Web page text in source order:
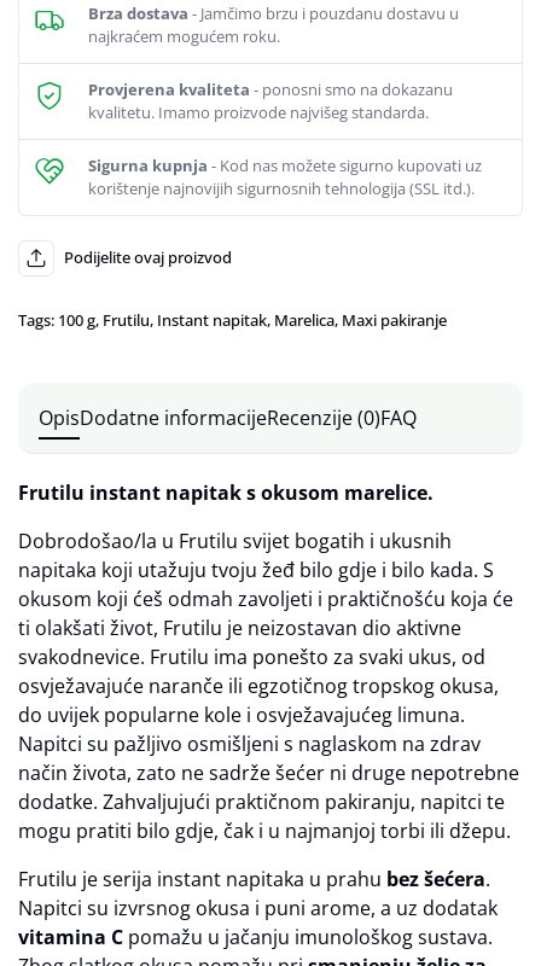
Brza dostava - Jamčimo brzu i pouzdanu dostavu u
najkraćem mogućem roku.
Provjerena kvaliteta - ponosni smo na dokazanu
kvalitetu. Imamo proizvode najvišeg standarda.
Sigurna kupnja - Kod nas možete sigurno kupovati uz
korištenje najnovijih sigurnosnih tehnologija (SSL itd.).
Podijelite ovaj proizvod
Tags: 100 g, Frutilu, Instant napitak, Marelica, Maxi pakiranje
OpisDodatne informacijeRecenzije (0)FAQ
Frutilu instant napitak s okusom marelice.
Dobrodošao/la u Frutilu svijet bogatih i ukusnih
napitaka koji utažuju tvoju žeđ bilo gdje i bilo kada. S
okusom koji ćeš odmah zavoljeti i praktičnošću koja će
ti olakšati život, Frutilu je neizostavan dio aktivne
svakodnevice. Frutilu ima ponešto za svaki ukus, od
osvježavajuće naranče ili egzotičnog tropskog okusa,
do uvijek popularne kole i osvježavajućeg limuna.
Napitci su pažljivo osmišljeni s naglaskom na zdrav
način života, zato ne sadrže šećer ni druge nepotrebne
dodatke. Zahvaljujući praktičnom pakiranju, napitci te
mogu pratiti bilo gdje, čak i u najmanjoj torbi ili džepu.
Frutilu je serija instant napitaka u prahu bez šećera.
Napitci su izvrsnog okusa i puni arome, a uz dodatak
vitamina C pomažu u jačanju imunološkog sustava.